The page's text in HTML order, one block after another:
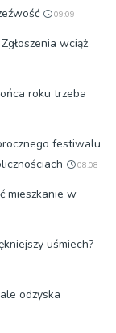
09:09
wciąż
roku trzeba
festiwalu
08:08
mieszkanie w
uśmiech?
odzyska